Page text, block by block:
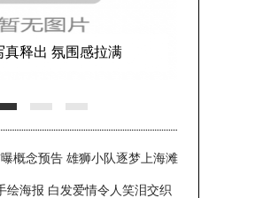
真释出 氛围感拉满
曝概念预告 雄狮小队逐梦上海滩
绘海报 白发爱情令人笑泪交织